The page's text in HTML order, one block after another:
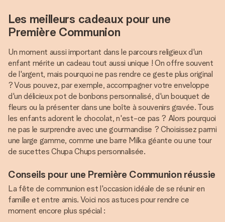
Les meilleurs cadeaux pour une
Première Communion
Un moment aussi important dans le parcours religieux d'un
enfant mérite un cadeau tout aussi unique ! On offre souvent
de l'argent, mais pourquoi ne pas rendre ce geste plus original
? Vous pouvez, par exemple, accompagner votre enveloppe
d'un délicieux pot de bonbons personnalisé, d'un bouquet de
fleurs ou la présenter dans une boîte à souvenirs gravée. Tous
les enfants adorent le chocolat, n'est-ce pas ? Alors pourquoi
ne pas le surprendre avec une gourmandise ? Choisissez parmi
une large gamme, comme une barre Milka géante ou une tour
de sucettes Chupa Chups personnalisée.
Conseils pour une Première Communion réussie
La fête de communion est l'occasion idéale de se réunir en
famille et entre amis. Voici nos astuces pour rendre ce
moment encore plus spécial :